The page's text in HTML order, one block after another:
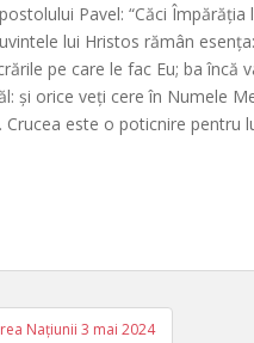
Pavel: “Căci
lui Hristos rămân
pe care le fac Eu; ba
și orice veți cere în Numele
Crucea este o poticnire
Națiunii 3 mai 2024